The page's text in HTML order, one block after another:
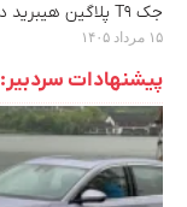
جک T9 پلاگین هیبرید در حال تست دیده شد؛ متولی این پیکاپ کیست؟
۱۵ مرداد ۱۴۰۵
پیشنهادات سردبیر: